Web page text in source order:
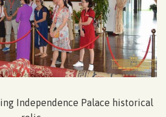
Independence Palace historical